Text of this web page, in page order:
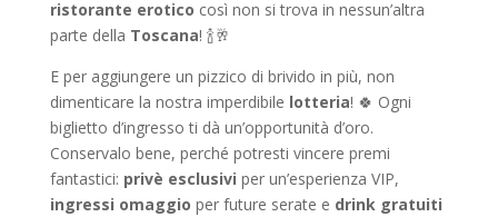
ristorante erotico così non si trova in nessun’altra
parte della Toscana! 🍾🥂
E per aggiungere un pizzico di brivido in più, non
dimenticare la nostra imperdibile lotteria! 🍀 Ogni
biglietto d’ingresso ti dà un’opportunità d’oro.
Conservalo bene, perché potresti vincere premi
fantastici: privè esclusivi per un’esperienza VIP,
ingressi omaggio per future serate e drink gratuiti